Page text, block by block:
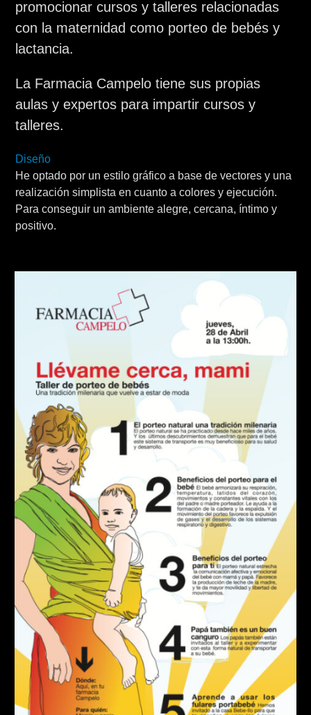
promocionar cursos y talleres relacionadas
con la maternidad como porteo de bebés y
lactancia.
La Farmacia Campelo tiene sus propias
aulas y expertos para impartir cursos y
talleres.
Diseño
He optado por un estilo gráfico a base de vectores y una
realización simplista en cuanto a colores y ejecución.
Para conseguir un ambiente alegre, cercana, íntimo y
positivo.